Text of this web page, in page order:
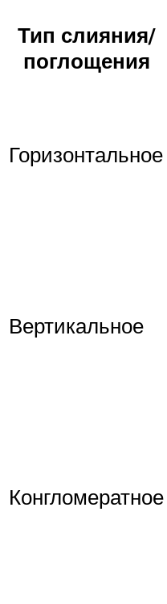
Тип слияния/
поглощения
Горизонтальное
Вертикальное
Конгломератное